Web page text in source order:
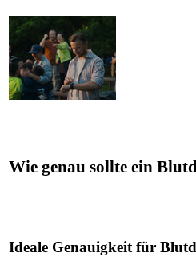
Wie genau sollte ein
Ideale Genauigkeit für